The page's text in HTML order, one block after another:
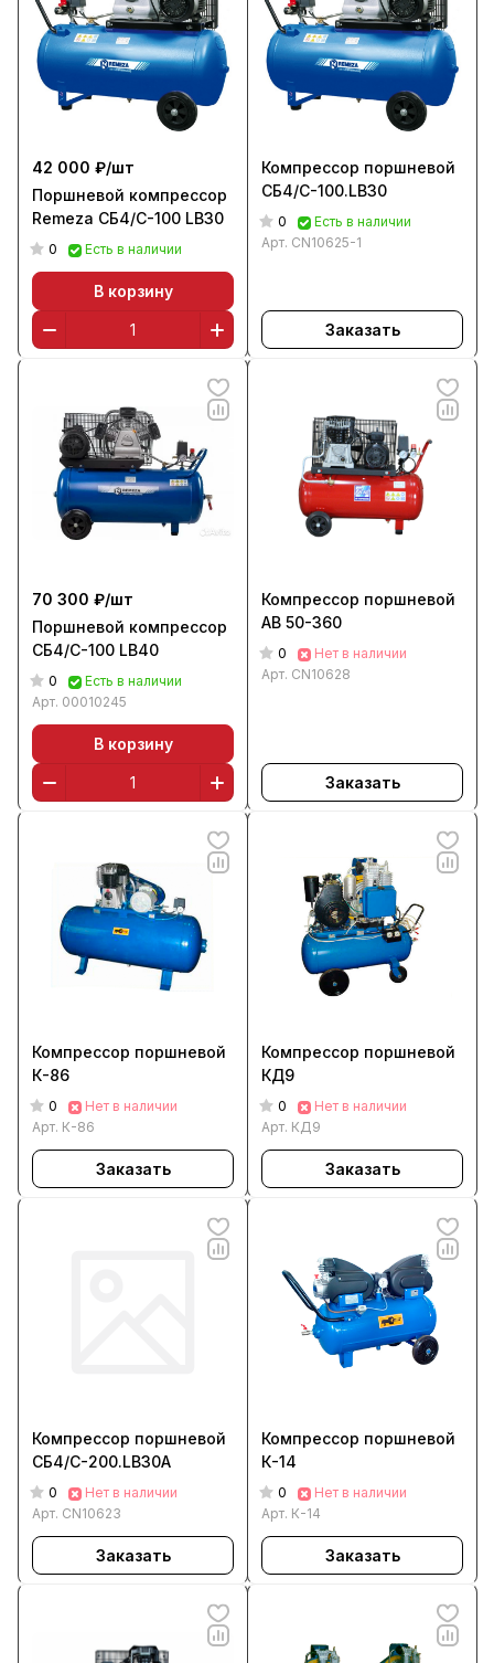
42 000 ₽/шт
Поршневой компрессор
Remeza СБ4/С-100 LB30
0 Есть в наличии
В корзину
Компрессор поршневой
СБ4/С-100.LB30
0
Есть в наличии
Арт. CN10625-1
Заказать
70 300 ₽/шт
Поршневой компрессор
СБ4/С-100 LB40
0
Есть в наличии
Арт. 00010245
В корзину
Компрессор поршневой
AB 50-360
0
Нет в наличии
Арт. CN10628
Заказать
Компрессор поршневой
К-86
0
Нет в наличии
Арт. К-86
Заказать
Компрессор поршневой
КД9
0
Нет в наличии
Арт. КД9
Заказать
Компрессор поршневой
СБ4/С-200.LB30А
0
Нет в наличии
Арт. CN10623
Заказать
Компрессор поршневой
К-14
0
Нет в наличии
Арт. К-14
Заказать